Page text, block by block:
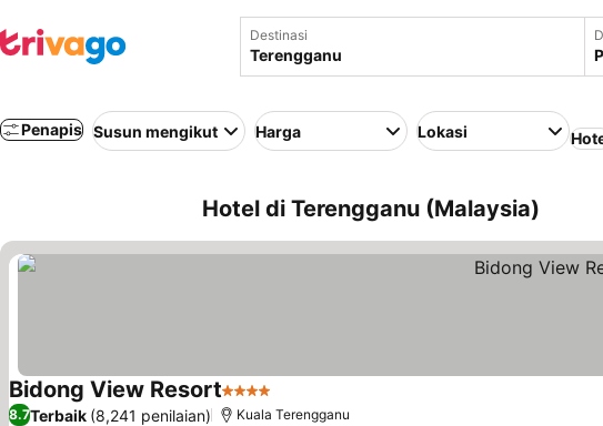
Destinasi
Penapis Susun mengikut Harga Lokasi
Hotel di Terengganu (Malaysia)
Bidong View Resort4 Bintang
8.7Terbaik (8,241 penilaian) Kuala Terengganu